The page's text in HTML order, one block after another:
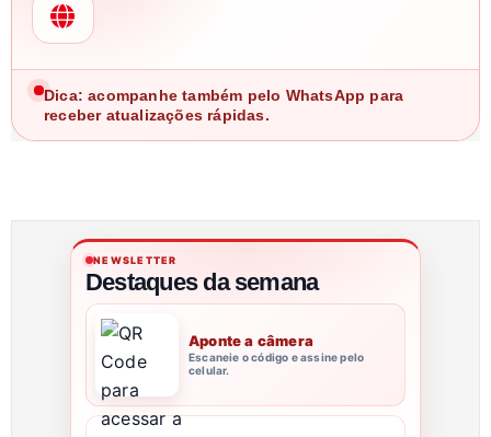
Dica: acompanhe também pelo WhatsApp para
receber atualizações rápidas.
NEWSLETTER
Destaques da semana
Aponte a câmera
Escaneie o código e assine pelo
celular.